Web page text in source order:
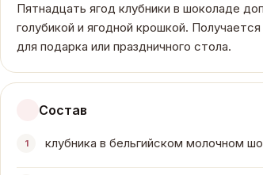
Пятнадцать ягод клубники в шоколаде
голубикой и ягодной крошкой.
для подарка или праздничного стола.
Состав
1 клубника в бельгийском молочном